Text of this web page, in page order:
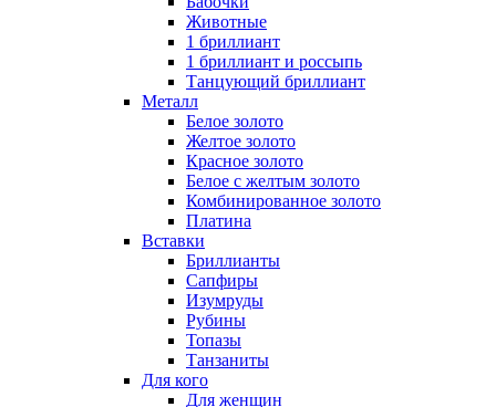
Животные
1 бриллиант
1 бриллиант и россыпь
Танцующий бриллиант
Металл
Белое золото
Желтое золото
Красное золото
Белое с желтым золото
Комбинированное золото
Платина
Вставки
Бриллианты
Сапфиры
Изумруды
Рубины
Топазы
Танзаниты
Для кого
Для женщин